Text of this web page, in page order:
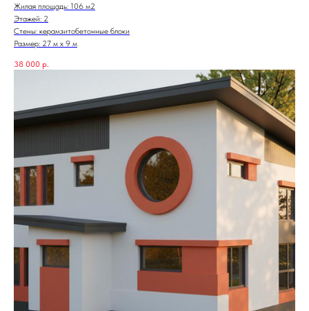
Жилая площадь: 106 м2
Этажей: 2
Стены: керамзитобетонные блоки
Размер: 27 м х 9 м
38 000 р.